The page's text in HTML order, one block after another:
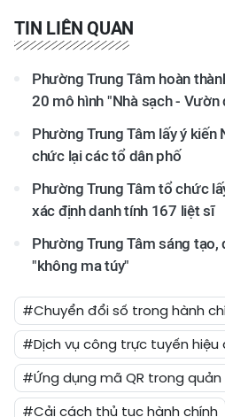
TIN LIÊN QUAN
Phường Trung Tâm hoàn
20 mô hình "Nhà sạch -
Phường Trung Tâm lấy ý kiến
chức lại các tổ dân phố
Phường Trung Tâm tổ chức
xác định danh tính 167 liệt sĩ
Phường Trung Tâm sáng tạo,
"không ma túy"
#Chuyển đổi số trong hành
#Dịch vụ công trực tuyến hiệu
#Ứng dụng mã QR trong quản
#Cải cách thủ tục hành chính